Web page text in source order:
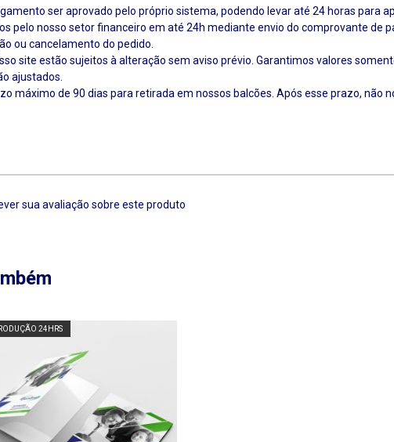
ser aprovado pelo próprio sistema, podendo levar até 24 horas para
pelo nosso setor financeiro em até 24h mediante envio do comprovante de
ou cancelamento do pedido.
site estão sujeitos à alteração sem aviso prévio. Garantimos valores
ajustados.
máximo de 90 dias para retirada em nossos balcões. Após esse prazo, não
sua avaliação sobre este produto
24HRS